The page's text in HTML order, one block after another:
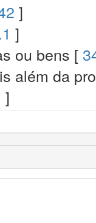
]
]
ou bens [
além da
]